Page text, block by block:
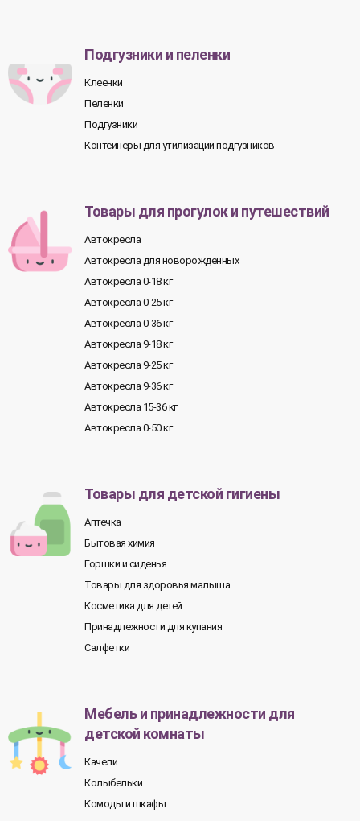
Подгузники и пеленки
Клеенки
Пеленки
Подгузники
Контейнеры для утилизации подгузников
Товары для прогулок и путешествий
Автокресла
Автокресла для новорожденных
Автокресла 0-18 кг
Автокресла 0-25 кг
Автокресла 0-36 кг
Автокресла 9-18 кг
Автокресла 9-25 кг
Автокресла 9-36 кг
Автокресла 15-36 кг
Автокресла 0-50 кг
Товары для детской гигиены
Аптечка
Бытовая химия
Горшки и сиденья
Товары для здоровья малыша
Косметика для детей
Принадлежности для купания
Салфетки
Мебель и принадлежности для
детской комнаты
Качели
Колыбельки
Комоды и шкафы